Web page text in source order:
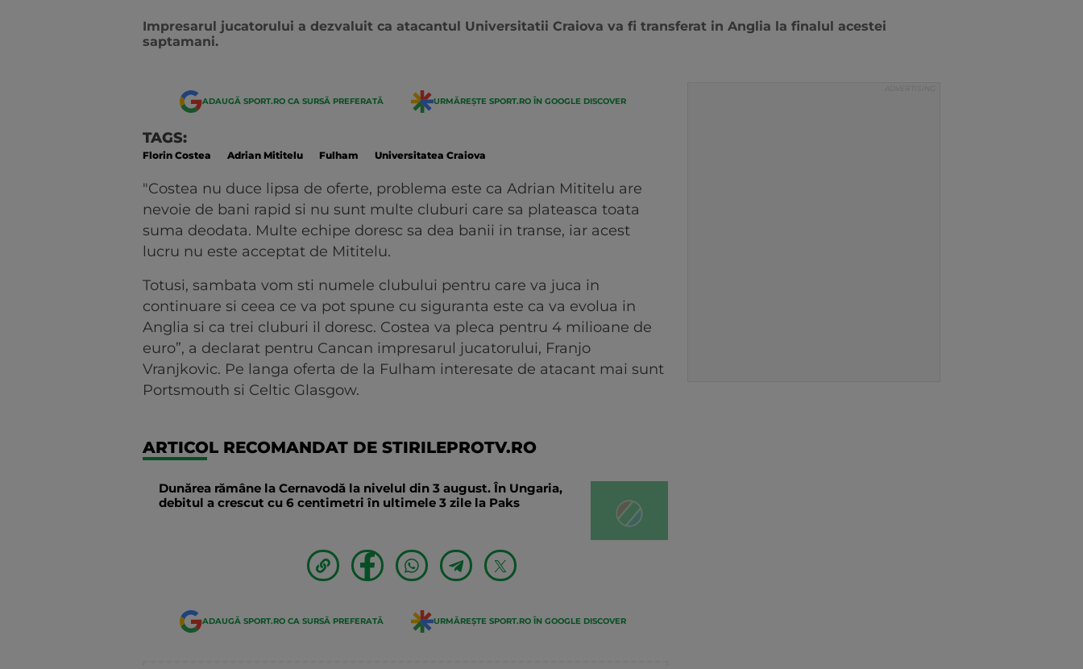
Impresarul jucatorului a dezvaluit ca atacantul Universitatii Craiova va fi transferat in Anglia la finalul acestei
saptamani.
ADAUGĂ SPORT.RO CA SURSĂ PREFERATĂ URMĂREȘTE SPORT.RO ÎN GOOGLE DISCOVER
TAGS:
Florin Costea Adrian Mititelu Fulham Universitatea Craiova
"Costea nu duce lipsa de oferte, problema este ca Adrian Mititelu are
nevoie de bani rapid si nu sunt multe cluburi care sa plateasca toata
suma deodata. Multe echipe doresc sa dea banii in transe, iar acest
lucru nu este acceptat de Mititelu.
Totusi, sambata vom sti numele clubului pentru care va juca in
continuare si ceea ce va pot spune cu siguranta este ca va evolua in
Anglia si ca trei cluburi il doresc. Costea va pleca pentru 4 milioane de
euro”, a declarat pentru Cancan impresarul jucatorului, Franjo
Vranjkovic. Pe langa oferta de la Fulham interesate de atacant mai sunt
Portsmouth si Celtic Glasgow.
ARTICOL RECOMANDAT DE STIRILEPROTV.RO
Dunărea rămâne la Cernavodă la nivelul din 3 august. În Ungaria,
debitul a crescut cu 6 centimetri în ultimele 3 zile la Paks
ADAUGĂ SPORT.RO CA SURSĂ PREFERATĂ URMĂREȘTE SPORT.RO ÎN GOOGLE DISCOVER